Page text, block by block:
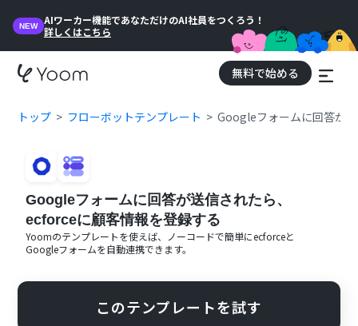
NEW
AIワーカー機能であなただけのAI社員をつくろう！
詳しくはこちら
無料で始める
トップ フローボットテンプレート Googleフォームに回答が
Googleフォームに回答が送信されたら、
ecforceに顧客情報を登録する
Yoomのテンプレートを使えば、ノーコードで簡単にecforceと
Googleフォームを自動連携できます。
このテンプレートを試す